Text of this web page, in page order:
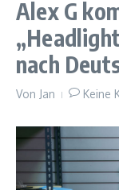
Alex G
nach
Von Jan Keine